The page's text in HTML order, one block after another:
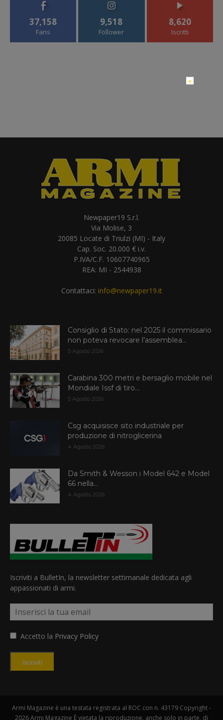
37,158
Fans
9,518
Follower
8,620
Iscritti
Newpaper19 S.r.l.
Via Molise, 3
20085 Locate di Triulzi (MI) - Italy
Cap. Soc. 20.000 € i.v.
P.IVA/C.F. 10607740965
REA: MI - 2544938
Contattaci: info@newpaper19.it
Consiglio di Stato: nel 2025 il commissario
non poteva revocare l’assemblea...
5 Agosto 2026
Carabina 300 metri e bersaglio mobile nel
Mondiale Issf di tiro...
5 Agosto 2026
Csg acquisisce sito industriale per
produzione di nitroglicerina
4 Agosto 2026
Da Smith & Wesson i Model 642 e Model
66 nella...
4 Agosto 2026
Iscriviti a BulletIn, la newsletter settimanale dedicata agli
appassionati di armi.
Accetto la Privacy Policy
Iscriviti
Armi Magazine è una testata registrata al ROC con n. 43179 Copyright -
2026 Armi Magazine È vietata la riproduzione, anche solo in parte, di
×